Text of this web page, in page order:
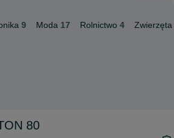
9 Moda 17 Rolnictwo 4 Zwierzęta
80